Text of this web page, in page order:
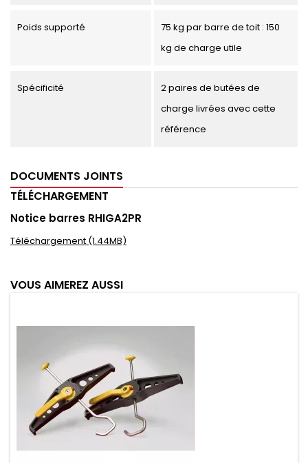
Poids supporté
75 kg par barre de toit : 150
kg de charge utile
Spécificité
2 paires de butées de
charge livrées avec cette
référence
DOCUMENTS JOINTS
TÉLÉCHARGEMENT
Notice barres RHIGA2PR
Téléchargement (1.44MB)
VOUS AIMEREZ AUSSI